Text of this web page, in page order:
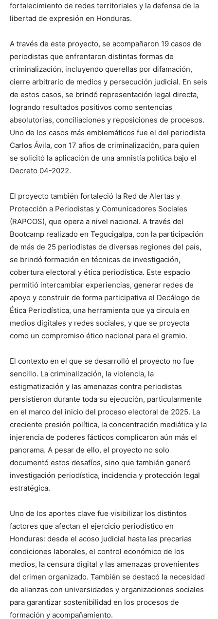
fortalecimiento de redes territoriales y la defensa de la
libertad de expresión en Honduras.
A través de este proyecto, se acompañaron 19 casos de
periodistas que enfrentaron distintas formas de
criminalización, incluyendo querellas por difamación,
cierre arbitrario de medios y persecución judicial. En seis
de estos casos, se brindó representación legal directa,
logrando resultados positivos como sentencias
absolutorias, conciliaciones y reposiciones de procesos.
Uno de los casos más emblemáticos fue el del periodista
Carlos Ávila, con 17 años de criminalización, para quien
se solicitó la aplicación de una amnistía política bajo el
Decreto 04-2022.
El proyecto también fortaleció la Red de Alertas y
Protección a Periodistas y Comunicadores Sociales
(RAPCOS), que opera a nivel nacional. A través del
Bootcamp realizado en Tegucigalpa, con la participación
de más de 25 periodistas de diversas regiones del país,
se brindó formación en técnicas de investigación,
cobertura electoral y ética periodística. Este espacio
permitió intercambiar experiencias, generar redes de
apoyo y construir de forma participativa el Decálogo de
Ética Periodística, una herramienta que ya circula en
medios digitales y redes sociales, y que se proyecta
como un compromiso ético nacional para el gremio.
El contexto en el que se desarrolló el proyecto no fue
sencillo. La criminalización, la violencia, la
estigmatización y las amenazas contra periodistas
persistieron durante toda su ejecución, particularmente
en el marco del inicio del proceso electoral de 2025. La
creciente presión política, la concentración mediática y la
injerencia de poderes fácticos complicaron aún más el
panorama. A pesar de ello, el proyecto no solo
documentó estos desafíos, sino que también generó
investigación periodística, incidencia y protección legal
estratégica.
Uno de los aportes clave fue visibilizar los distintos
factores que afectan el ejercicio periodístico en
Honduras: desde el acoso judicial hasta las precarias
condiciones laborales, el control económico de los
medios, la censura digital y las amenazas provenientes
del crimen organizado. También se destacó la necesidad
de alianzas con universidades y organizaciones sociales
para garantizar sostenibilidad en los procesos de
formación y acompañamiento.